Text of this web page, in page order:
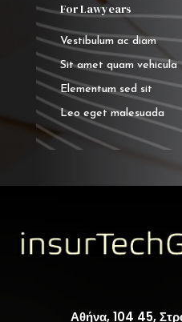
For Lawyears
Vestibulum ac diam
Sit amet quam vehicula
Elementum sed sit
Leo eget malesuada
Αθήνα, 104 45,